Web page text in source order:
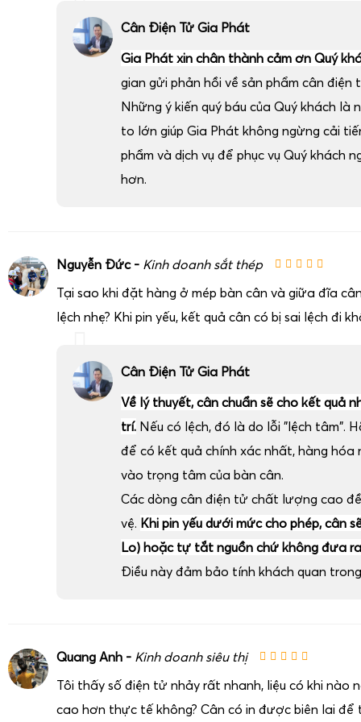
Cân Điện Tử Gia Phát
Gia Phát xin chân thành cảm ơn Quý
gian gửi phản hồi về sản phẩm cân điện
Những ý kiến quý báu của Quý khách là
to lớn giúp Gia Phát không ngừng cải
phẩm và dịch vụ để phục vụ Quý khách
hơn.
Nguyễn Đức - Kinh doanh sắt thép
Tại sao khi đặt hàng ở mép bàn cân và giữa đĩa
lệch nhẹ? Khi pin yếu, kết quả cân có bị sai lệch đi
Cân Điện Tử Gia Phát
Về lý thuyết, cân chuẩn sẽ cho kết quả
trí. Nếu có lệch, đó là do lỗi "lệch tâm".
để có kết quả chính xác nhất, hàng
vào trọng tâm của bàn cân.
Các dòng cân điện tử chất lượng cao
vệ. Khi pin yếu dưới mức cho phép, cân
Lo) hoặc tự tắt nguồn chứ không đưa
Điều này đảm bảo tính khách quan
Quang Anh - Kinh doanh siêu thị
Tôi thấy số điện tử nhảy rất nhanh, liệu có khi nào
cao hơn thực tế không? Cân có in được biên lai để